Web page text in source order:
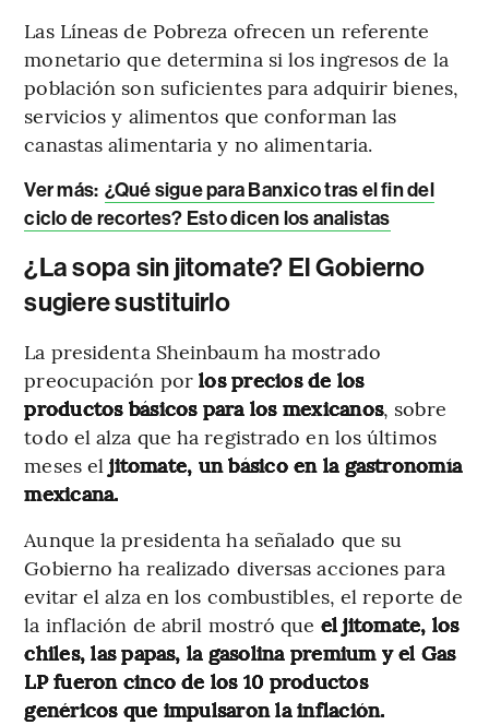
Las Líneas de Pobreza ofrecen un referente
monetario que determina si los ingresos de la
población son suficientes para adquirir bienes,
servicios y alimentos que conforman las
canastas alimentaria y no alimentaria.
Ver más: ¿Qué sigue para Banxico tras el fin del
ciclo de recortes? Esto dicen los analistas
¿La sopa sin jitomate? El Gobierno
sugiere sustituirlo
La presidenta Sheinbaum ha mostrado
preocupación por los precios de los
productos básicos para los mexicanos, sobre
todo el alza que ha registrado en los últimos
meses eljitomate, un básico en la gastronomía
mexicana.
Aunque la presidenta ha señalado que su
Gobierno ha realizado diversas acciones para
evitar el alza en los combustibles, el reporte de
la inflación de abril mostró que el jitomate, los
chiles, las papas, la gasolina premium y el Gas
LP fueron cinco de los 10 productos
genéricos que impulsaron la inflación.